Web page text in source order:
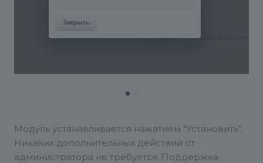
Модуль устанавливается нажатием "Установить".
Никаких дополнительных действий от
администратора не требуется. Поддержка